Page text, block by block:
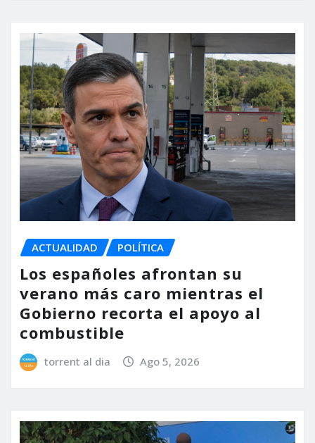
ACTUALIDAD POLÍTICA
Los españoles afrontan su
verano más caro mientras el
Gobierno recorta el apoyo al
combustible
torrent al dia Ago 5, 2026